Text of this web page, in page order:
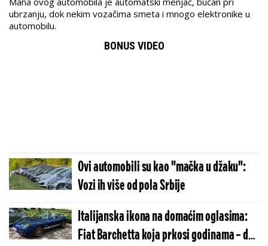
ubrzanju, dok nekim vozačima smeta i mnogo elektronike u
automobilu.
BONUS VIDEO
Ovi automobili su kao "mačka u džaku":
Vozi ih više od pola Srbije
Italijanska ikona na domaćim oglasima:
Fiat Barchetta koja prkosi godinama – da